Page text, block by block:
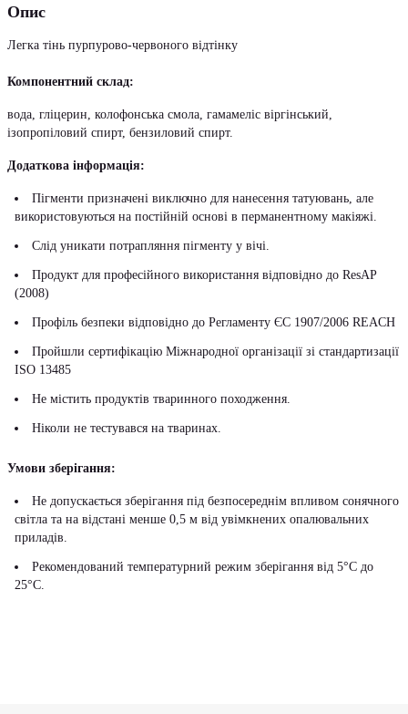
Опис
Легка тінь пурпурово-червоного відтінку
Компонентний склад:
вода, гліцерин, колофонська смола, гамамеліс віргінський,
ізопропіловий спирт, бензиловий спирт.
Додаткова інформація:
Пігменти призначені виключно для нанесення татуювань, але
використовуються на постійній основі в перманентному макіяжі.
Слід уникати потрапляння пігменту у вічі.
Продукт для професійного використання відповідно до ResAP
(2008)
Профіль безпеки відповідно до Регламенту ЄС 1907/2006 REACH
Пройшли сертифікацію Міжнародної організації зі стандартизації
ISO 13485
Не містить продуктів тваринного походження.
Ніколи не тестувався на тваринах.
Умови зберігання:
Не допускається зберігання під безпосереднім впливом сонячного
світла та на відстані менше 0,5 м від увімкнених опалювальних
приладів.
Рекомендований температурний режим зберігання від 5°С до
25°С.